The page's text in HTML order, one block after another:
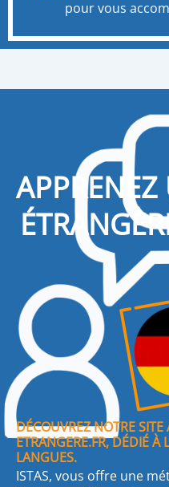
pour vous
DÉCOUVREZ NOTRE
ETRANGERE.FR, DÉDIÉ À
LANGUES.
ISTAS, vous offre une